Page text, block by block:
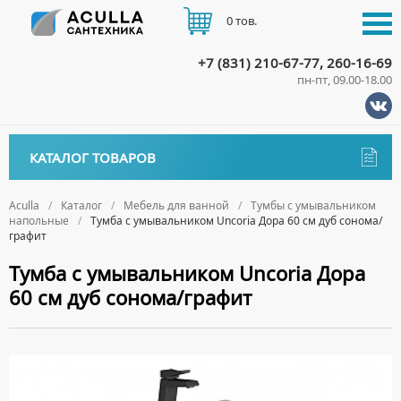
Aculla Каталог Мебель для ванной
Тумбы с умывальником
напольные
Тумба с умывальником Uncoria Дора 60 см дуб сонома/
графит
Тумба с умывальником Uncoria Дора
60 см дуб сонома/графит
КАТАЛОГ ТОВАРОВ
ДЕРЖАТЕЛИ
ДОЗАТОРЫ ДЛЯ МЫЛА
ЕРШИКИ
ПОЛОТЕНЦЕДЕРЖАТЕЛИ
Биде
ПОДВЕСНЫЕ БИДЕ
КРЫШКИ ДЛЯ БИДЕ
Ванны
АКРИЛОВЫЕ ВАННЫ
Ванны комплектующие
БОКОВЫЕ ПАНЕЛИ
Водонагреватели
ВОДОНАГРЕВАТЕЛИ КОСВЕННОГО НАГРЕВА
+7 (831) 210-67-77, 260-16-69
пн-пт, 09.00-18.00
0 тов.
ДОСТАВКА
КОНТАКТЫ